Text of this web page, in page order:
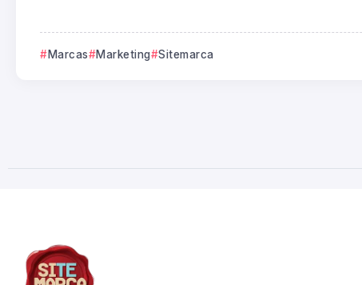
Marcas Marketing Sitemarca